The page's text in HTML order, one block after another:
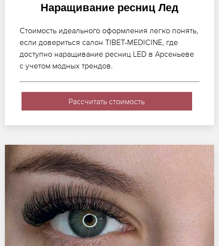
Наращивание ресниц Лед
Стоимость идеального оформления легко понять,
если довериться салон TIBET-MEDICINE, где
доступно наращивание ресниц LED в Арсеньеве
с учетом модных трендов.
Рассчитать стоимость